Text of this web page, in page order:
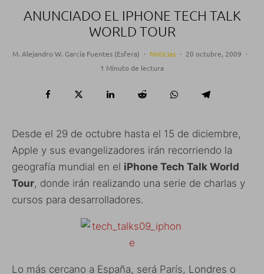
ANUNCIADO EL IPHONE TECH TALK
WORLD TOUR
M. Alejandro W. García Fuentes (Esfera) · Noticias · 20 octubre, 2009 ·
1 Minuto de lectura
Desde el 29 de octubre hasta el 15 de diciembre,
Apple y sus evangelizadores irán recorriendo la
geografía mundial en el iPhone Tech Talk World
Tour, donde irán realizando una serie de charlas y
cursos para desarrolladores.
Lo más cercano a España, será París, Londres o